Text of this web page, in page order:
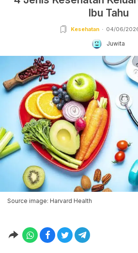
Ibu Tahu
Kesehatan 04/06/
Juwita
Source image: Harvard Health